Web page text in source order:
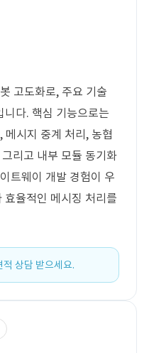
고도화로, 주요 기술
다. 핵심 기능으로는
시지 중계 처리, 농협
리고 내부 모듈 동기화
트웨이 개발 경험이 우
효율적인 메시징 처리를
상담 받으세요.